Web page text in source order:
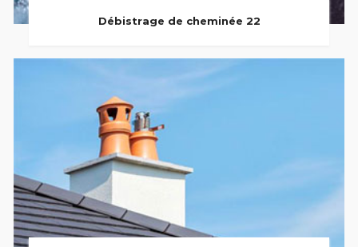
Débistrage de cheminée 22